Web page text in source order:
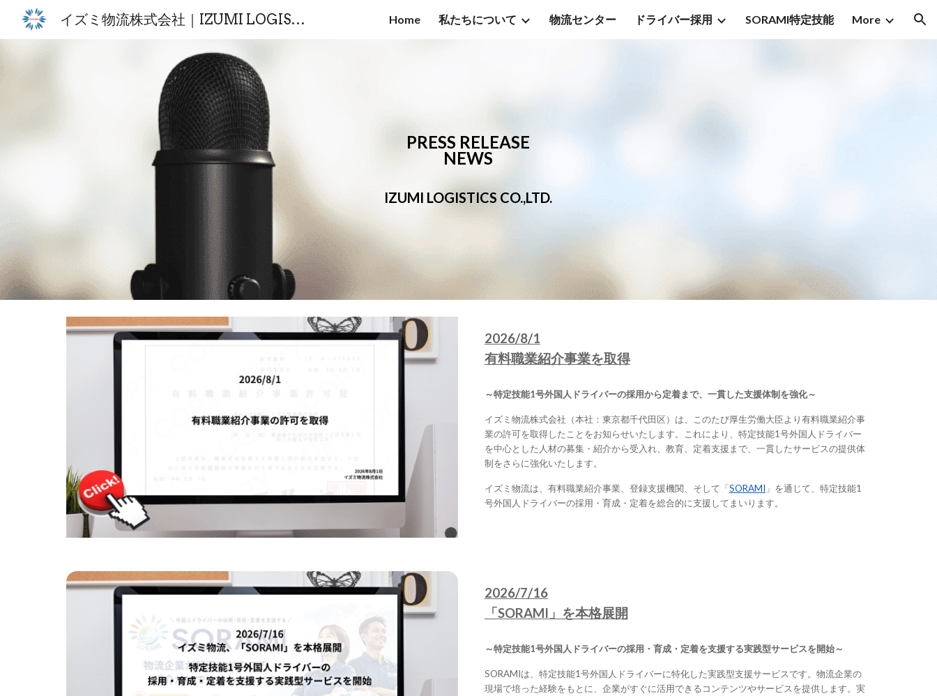
Skip to main content Skip to navigation
イズミ物流株式会社｜IZUMI LOGISTICS CO.,LTD. Home 私たちについて 物流センター ドライバー採用 SORAMI特定技能 More
PRESS RELEASE
NEWS
IZUMI LOGISTICS CO.,LTD.
2026/8/1
有料職業紹介事業を取得
～特定技能1号外国人ドライバーの採用から定着まで、一貫した支援体制を強化～
イズミ物流株式会社（本社：東京都千代田区）は、このたび厚生労働大臣より有料職業紹介事
業の許可を取得したことをお知らせいたします。これにより、特定技能1号外国人ドライバー
を中心とした人材の募集・紹介から受入れ、教育、定着支援まで、一貫したサービスの提供体
制をさらに強化いたします。
イズミ物流は、有料職業紹介事業、登録支援機関、そして「SORAMI 」を通じて、特定技能1
号外国人ドライバーの採用・育成・定着を総合的に支援してまいります。
2026/7/16
「SORAMI」を本格展開
～特定技能1号外国人ドライバーの採用・育成・定着を支援する実践型サービスを開始～
SORAMIは、特定技能1号外国人ドライバーに特化した実践型支援サービスです。物流企業の
現場で培った経験をもとに、企業がすぐに活用できるコンテンツやサービスを提供します。実